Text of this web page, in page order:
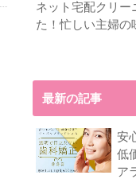
ネット宅配クリー
た！忙しい主婦の
最新の記事
安
低
ア